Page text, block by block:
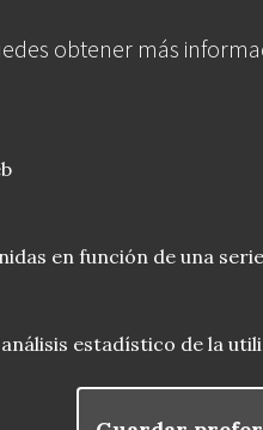
obtener más
en función de una
estadístico de la